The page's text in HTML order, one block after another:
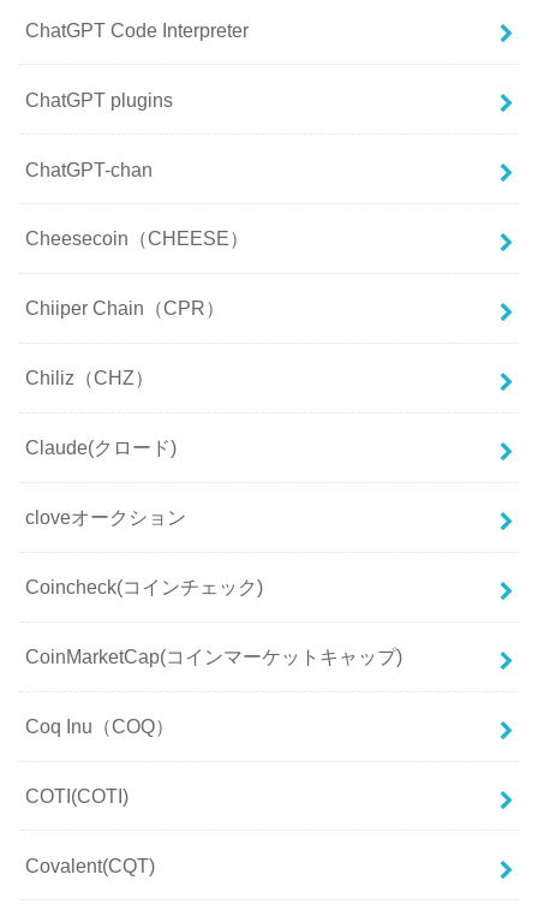
ChatGPT Code Interpreter
ChatGPT plugins
ChatGPT-chan
Cheesecoin（CHEESE）
Chiiper Chain（CPR）
Chiliz（CHZ）
Claude(クロード)
cloveオークション
Coincheck(コインチェック)
CoinMarketCap(コインマーケットキャップ)
Coq Inu（COQ）
COTI(COTI)
Covalent(CQT)